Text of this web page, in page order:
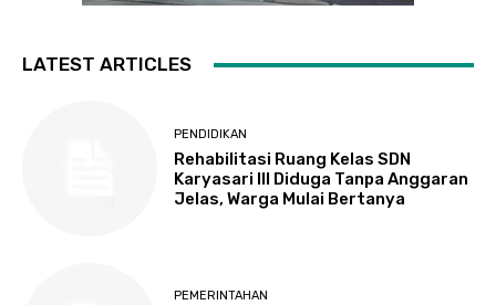
LATEST ARTICLES
PENDIDIKAN
Rehabilitasi Ruang Kelas SDN
Karyasari III Diduga Tanpa Anggaran
Jelas, Warga Mulai Bertanya
PEMERINTAHAN